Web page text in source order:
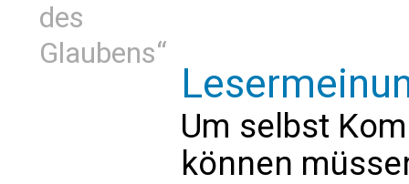
des
Glaubens“
Um selbst
können